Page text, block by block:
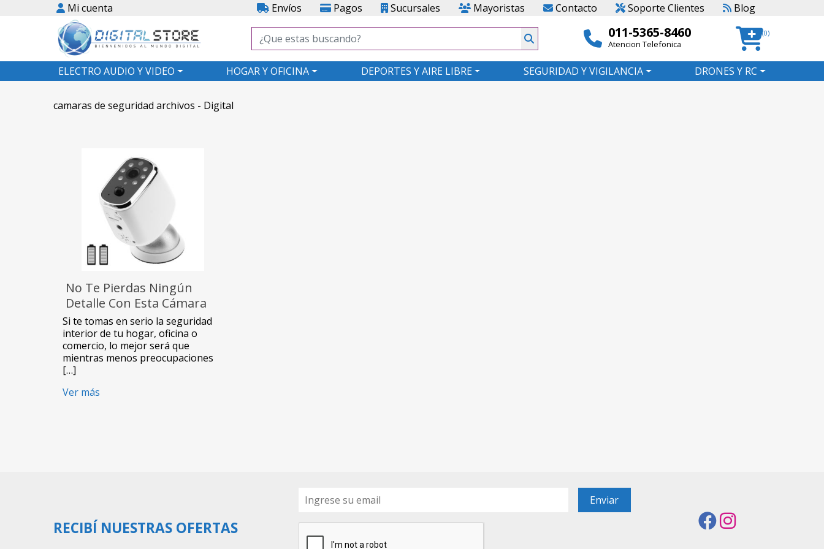
Mi cuenta Envíos Pagos Sucursales Mayoristas Contacto Soporte Clientes Blog
011-5365-8460
Atencion Telefonica
(0)
ELECTRO AUDIO Y VIDEO HOGAR Y OFICINA DEPORTES Y AIRE LIBRE SEGURIDAD Y VIGILANCIA DRONES Y RC
camaras de seguridad archivos - Digital
No Te Pierdas Ningún
Detalle Con Esta Cámara
De Seguridad Inalámbrica
Con Batería
Si te tomas en serio la seguridad
interior de tu hogar, oficina o
comercio, lo mejor será que
mientras menos preocupaciones
[…]
Ver más
RECIBÍ NUESTRAS OFERTAS